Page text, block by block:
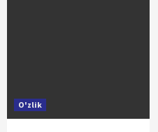
O'zlik